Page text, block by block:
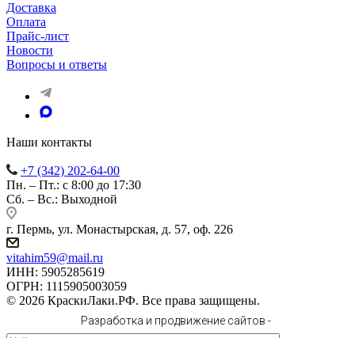
Доставка
Оплата
Прайс-лист
Новости
Вопросы и ответы
Наши контакты
+7 (342) 202-64-00
Пн. – Пт.: с 8:00 до 17:30
Сб. – Вс.: Выходной
г. Пермь, ул. Монастырская, д. 57, оф. 226
vitahim59@mail.ru
ИНН: 5905285619
ОГРН: 1115905003059
© 2026 КраскиЛаки.РФ. Все права защищены.
Разработка и продвижение сайтов -